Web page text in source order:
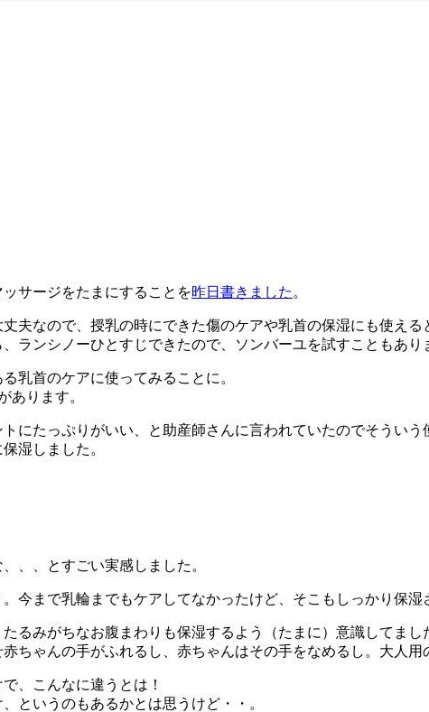
サージをたまにすることを昨日書きました 。
夫なので、授乳の時にできた傷のケアや乳首の保湿にも使える
ランシノーひとすじできたので、ソンバーユを試すこともあり
乳首のケアに使ってみることに。
あります。
にたっぷりがいい、と助産師さんに言われていたのでそうい
湿しました。
、、とすごい実感しました。
今まで乳輪までもケアしてなかったけど、そこもしっかり保
るみがちなお腹まわりも保湿するよう（たまに）意識してまし
ちゃんの手がふれるし、赤ちゃんはその手をなめるし。大人
、こんなに違うとは！
というのもあるかとは思うけど・・。